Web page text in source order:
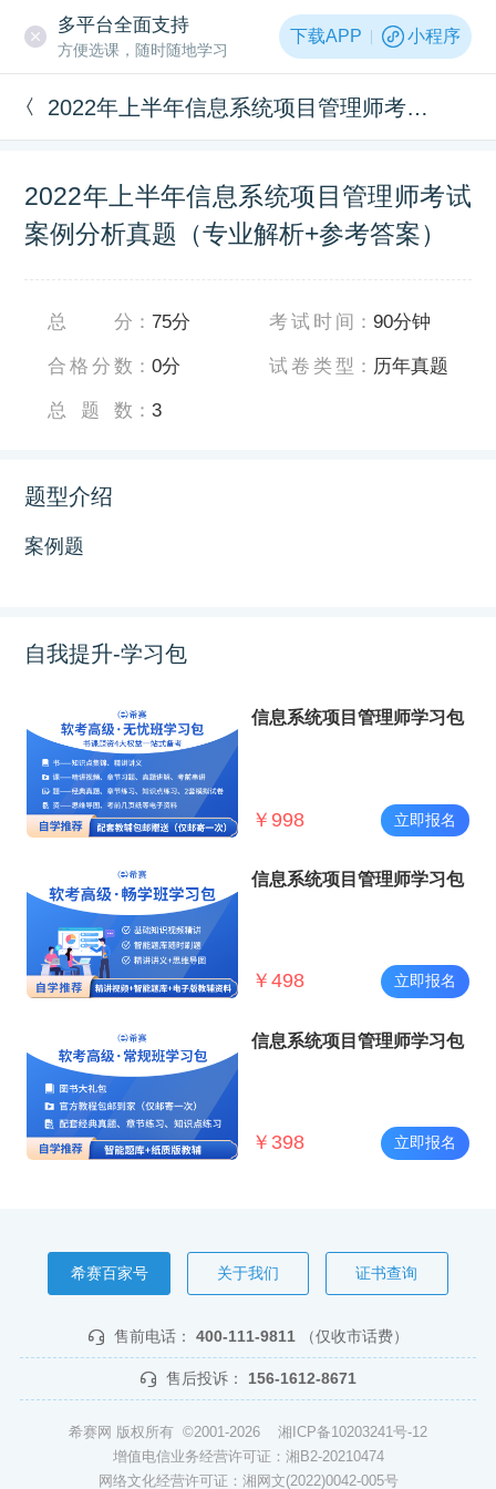
多平台全面支持
方便选课，随时随地学习
下载APP 小程序
2022年上半年信息系统项目管理师考试案例分析真题（专业解析+参考答案）
2022年上半年信息系统项目管理师考试
案例分析真题（专业解析+参考答案）
总分 ：75分
合格分数 ：0分
总题数 ：3
考试时间 ：90分钟
试卷类型 ： 历年真题
题型介绍
案例题
自我提升-学习包
信息系统项目管理师学习包
￥ 998 立即报名
信息系统项目管理师学习包
￥ 498 立即报名
信息系统项目管理师学习包
￥ 398 立即报名
希赛百家号 关于我们 证书查询
售前电话： 400-111-9811 （仅收市话费）
售后投诉： 156-1612-8671
希赛网 版权所有 ©2001-2026 湘ICP备10203241号-12
增值电信业务经营许可证：湘B2-20210474
网络文化经营许可证：湘网文(2022)0042-005号